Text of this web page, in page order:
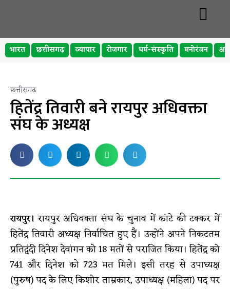
भारत छत्तीसगढ़ व्यापार रोजगार धर्म-संस्कृति मनोरंजन
छत्तीसगढ़
हितेंद्र तिवारी बने रायपुर अधिवक्ता
संघ के अध्यक्ष
रायपुर। रायपुर अधिवक्ता संघ के चुनाव में कांटे की टक्कर में
हितेंद्र तिवारी अध्यक्ष निर्वाचित हुए हैं। उन्होंने अपने निकटतम
प्रतिद्वंदी दिनेश देवांगन को 18 मतों से पराजित किया। हितेंद्र को
741 और दिनेश को 723 मत मिले। इसी तरह से उपाध्यक्ष
(पुरुष) पद के लिए किशोर ताम्रकार, उपाध्यक्ष (महिला) पद पर